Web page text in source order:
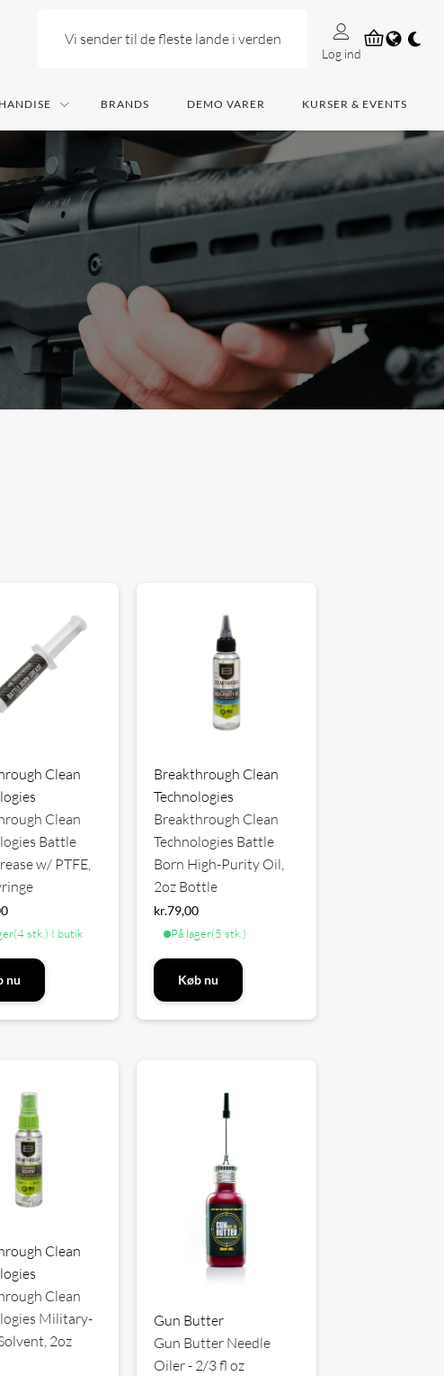
Vi sender til de fleste lande i verden
Log ind
BRANDS DEMO VARER KURSER & EVENTS
Clean
Clean
Battle
w/ PTFE,
(4 stk.)·I butik
nu
Breakthrough Clean
Technologies
Breakthrough Clean
Technologies Battle
Born High-Purity Oil,
2oz Bottle
kr.79,00
På lager(5 stk.)
Køb nu
Clean
Clean
Military-
2oz
Gun Butter
Gun Butter Needle
Oiler - 2/3 fl oz